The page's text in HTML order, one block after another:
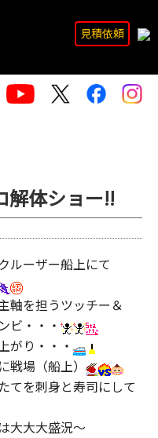
見積依頼
解体ショー!!
ルーザー船上にて
軸を担うツッチー＆
ビ・・・
がり・・・
場（船上）
てを刺身と寿司にして
大大大盛況～